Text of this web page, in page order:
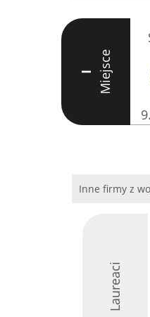
I Miejsce
Inne firmy z
Laureaci